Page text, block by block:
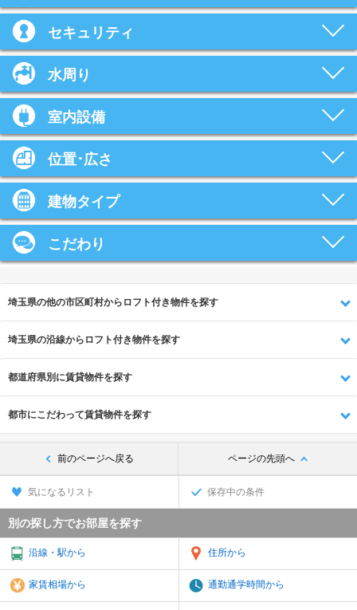
セキュリティ
水周り
室内設備
位置･広さ
建物タイプ
こだわり
埼玉県の他の市区町村からロフト付き物件を探す
埼玉県の沿線からロフト付き物件を探す
都道府県別に賃貸物件を探す
都市にこだわって賃貸物件を探す
前のページへ戻る ページの先頭へ
気になるリスト 保存中の条件
別の探し方でお部屋を探す
沿線・駅から 住所から
家賃相場から 通勤通学時間から